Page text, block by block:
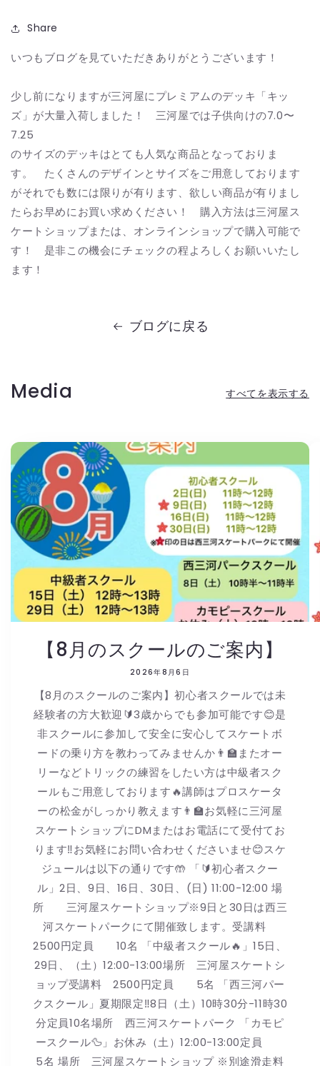
Share
いつもブログを見ていただきありがとうございます！
少し前になりますが三河屋にプレミアムのデッキ「キッ
ズ」が大量入荷しました！ 三河屋では子供向けの7.0〜
7.25
のサイズのデッキはとても人気な商品となっておりま
す。 たくさんのデザインとサイズをご用意しております
がそれでも数には限りが有ります、欲しい商品が有りまし
たらお早めにお買い求めください！ 購入方法は三河屋ス
ケートショップまたは、オンラインショップで購入可能で
す！ 是非この機会にチェックの程よろしくお願いいたし
ます！
ブログに戻る
Media すべてを表示する
【8月のスクールのご案内】
2026年8月6日
【8月のスクールのご案内】初心者スクールでは未
経験者の方大歓迎🔰3歳からでも参加可能です😊是
非スクールに参加して安全に安心してスケートボ
ードの乗り方を教わってみませんか👨🏫またオー
リーなどトリックの練習をしたい方は中級者スク
ールもご用意しております🔥講師はプロスケータ
ーの松金がしっかり教えます👨🏫お気軽に三河屋
スケートショップにDMまたはお電話にて受付てお
ります‼️お気軽にお問い合わせくださいませ😊スケ
ジュールは以下の通りです🤲 「🔰初心者スクー
ル」2日、9日、16日、30日、(日) 11:00-12:00 場
所 三河屋スケートショップ※9日と30日は西三
河スケートパークにて開催致します。受講料
2500円定員 10名 「中級者スクール🔥」15日、
29日、（土）12:00-13:00場所 三河屋スケートシ
ョップ受講料 2500円定員 5名 「西三河パー
クスクール」夏期限定‼️8日（土）10時30分-11時30
分定員10名場所 西三河スケートパーク 「カモピ
ースクール🦆」お休み（土）12:00-13:00定員
5名 場所 三河屋スケートショップ ※別途滑走料